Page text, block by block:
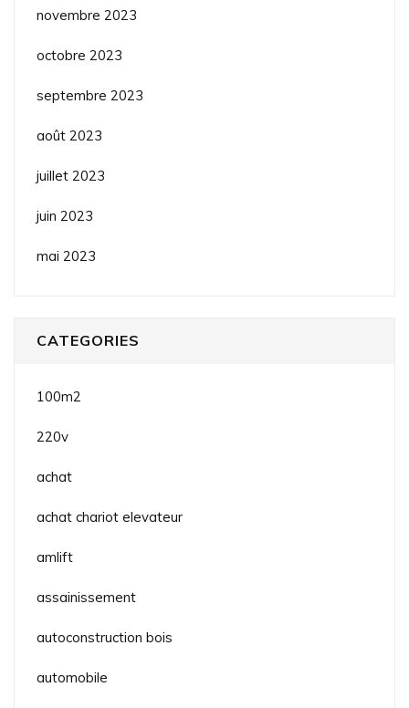
novembre 2023
octobre 2023
septembre 2023
août 2023
juillet 2023
juin 2023
mai 2023
CATEGORIES
100m2
220v
achat
achat chariot elevateur
amlift
assainissement
autoconstruction bois
automobile